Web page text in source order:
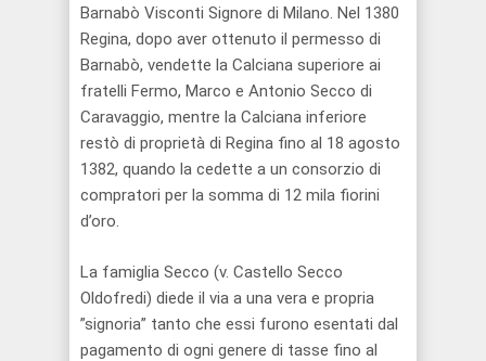
Barnabò Visconti Signore di Milano. Nel 1380
Regina, dopo aver ottenuto il permesso di
Barnabò, vendette la Calciana superiore ai
fratelli Fermo, Marco e Antonio Secco di
Caravaggio, mentre la Calciana inferiore
restò di proprietà di Regina fino al 18 agosto
1382, quando la cedette a un consorzio di
compratori per la somma di 12 mila fiorini
d’oro.
La famiglia Secco (v. Castello Secco
Oldofredi) diede il via a una vera e propria
”signoria” tanto che essi furono esentati dal
pagamento di ogni genere di tasse fino al